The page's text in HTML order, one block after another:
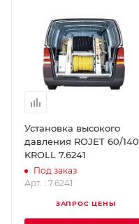
Установка высокого
давления ROJET 60/140
KROLL 7.6241
Под заказ
Арт. : 7.6241
ЗАПРОС ЦЕНЫ